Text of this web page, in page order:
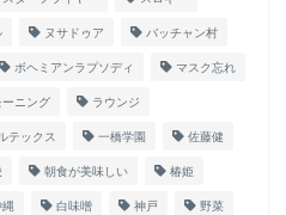
ヌサドゥア バッチャン村
ボヘミアンラプソディ マスク忘れ
ーニング ラウンジ
テックス 一橋学園 佐藤健
朝食が美味しい 椿姫
縄 白味噌 神戸 野菜